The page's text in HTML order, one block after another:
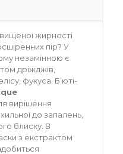
жирності
пір? У
незамінною є
дріжджів,
фукуса. Б’юті-
вирішення
до запалень,
блиску. В
з екстрактом